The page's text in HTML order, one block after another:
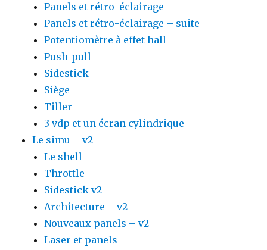
Panels et rétro-éclairage
Panels et rétro-éclairage – suite
Potentiomètre à effet hall
Push-pull
Sidestick
Siège
Tiller
3 vdp et un écran cylindrique
Le simu – v2
Le shell
Throttle
Sidestick v2
Architecture – v2
Nouveaux panels – v2
Laser et panels